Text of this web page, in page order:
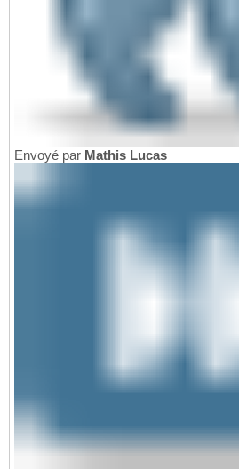
Envoyé par Mathis Lucas